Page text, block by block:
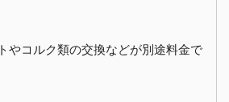
やコルク類の交換などが別途料金で